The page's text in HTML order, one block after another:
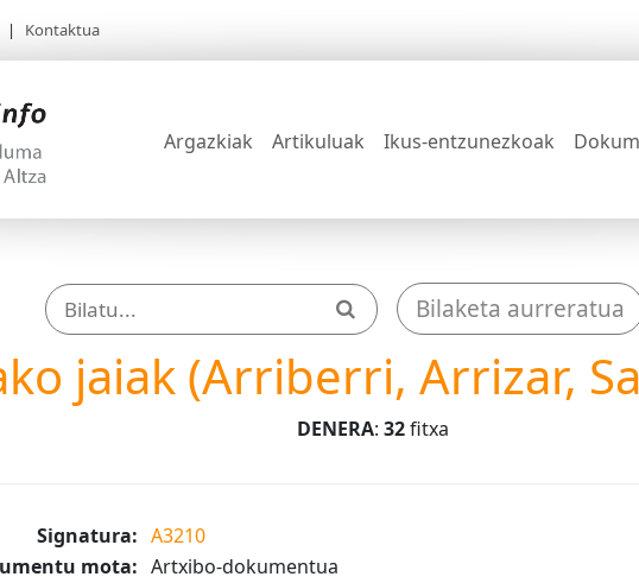
| Kontaktua
Argazkiak Artikuluak Ikus-entzunezkoak
Bilaketa aurreratua
jaiak (Arriberri, Arrizar,
DENERA: 32fitxa
Signatura: A3210
mota: Artxibo-dokumentua